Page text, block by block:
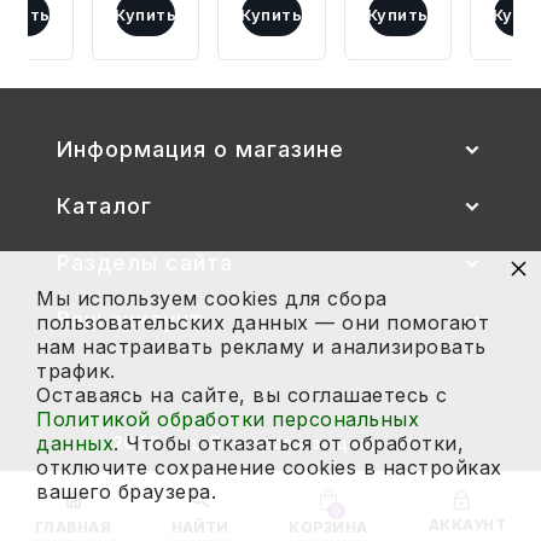
ШТАБЕЛИРУЕМЫЙ
(СПИНКА
ГР.
Купить
телескопических
опорах
ЦВЕТ
Купить
опорах
Купить
5
Информация о магазине
Каталог
Ваш аккаунт
2026 год. Все права защищены.
Мы используем cookies для сбора
пользовательских данных — они помогают
нам настраивать рекламу и анализировать
трафик.
Оставаясь на сайте, вы соглашаетесь с
Политикой обработки персональных
данных. Чтобы отказаться от обработки,
отключите сохранение cookies в настройках
вашего браузера.
×